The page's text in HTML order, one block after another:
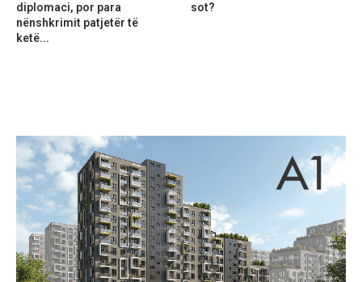
diplomaci, por para
nënshkrimit patjetër të
ketë...
sot?